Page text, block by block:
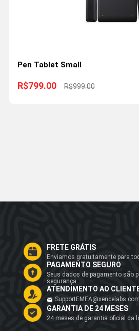
Pen Tablet Small
R$799.00 R$999.00
FRETE GRÁTIS
Enviamos gratuitamente para
PAGAMENTO SEGURO
Seus dados de pagamento são
segurança.
ATENDIMENTO AO
SupportEMEA@xencelabs.com
GARANTIA DE 24 MESES
24 meses de garantia oficial da